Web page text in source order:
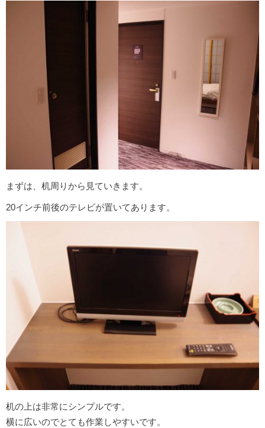
まずは、机周りから見ていきます。
20インチ前後のテレビが置いてあります。
机の上は非常にシンプルです。
横に広いのでとても作業しやすいです。